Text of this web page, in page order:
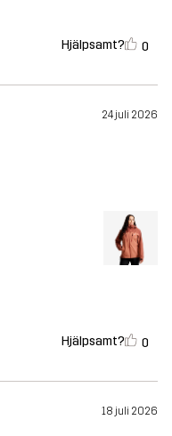
Hjälpsamt? 0
24 juli 2026
Hjälpsamt? 0
18 juli 2026